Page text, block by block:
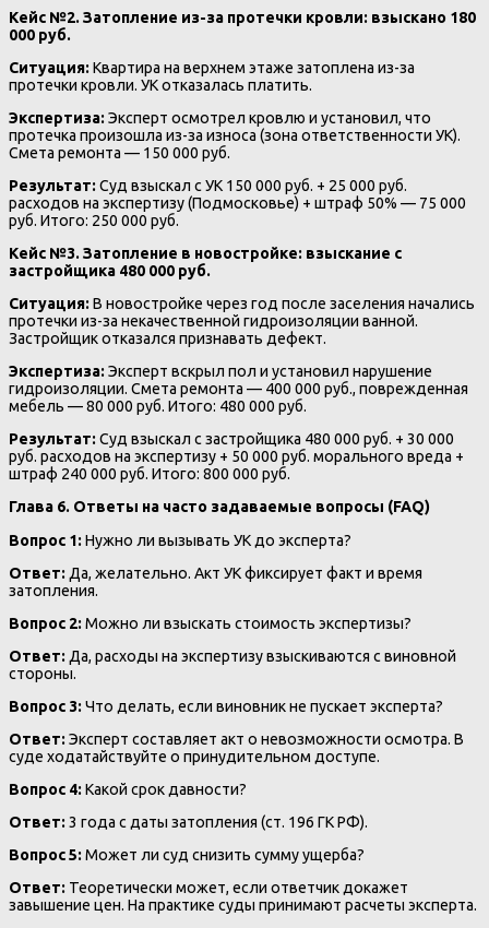
Кейс №2. Затопление из-за протечки кровли: взыскано 180
000 руб.
Ситуация:Квартира на верхнем этаже затоплена из-за
протечки кровли. УК отказалась платить.
Экспертиза:Эксперт осмотрел кровлю и установил, что
протечка произошла из-за износа (зона ответственности УК).
Смета ремонта — 150 000 руб.
Результат:Суд взыскал с УК 150 000 руб. + 25 000 руб.
расходов на экспертизу (Подмосковье) + штраф 50% — 75 000
руб. Итого: 250 000 руб.
Кейс №3. Затопление в новостройке: взыскание с
застройщика 480 000 руб.
Ситуация:В новостройке через год после заселения начались
протечки из-за некачественной гидроизоляции ванной.
Застройщик отказался признавать дефект.
Экспертиза:Эксперт вскрыл пол и установил нарушение
гидроизоляции. Смета ремонта — 400 000 руб., поврежденная
мебель — 80 000 руб. Итого: 480 000 руб.
Результат:Суд взыскал с застройщика 480 000 руб. + 30 000
руб. расходов на экспертизу + 50 000 руб. морального вреда +
штраф 240 000 руб. Итого: 800 000 руб.
Глава 6. Ответы на часто задаваемые вопросы (FAQ)
Вопрос 1:Нужно ли вызывать УК до эксперта?
Ответ: Да, желательно. Акт УК фиксирует факт и время
затопления.
Вопрос 2:Можно ли взыскать стоимость экспертизы?
Ответ: Да, расходы на экспертизу взыскиваются с виновной
стороны.
Вопрос 3:Что делать, если виновник не пускает эксперта?
Ответ:Эксперт составляет акт о невозможности осмотра. В
суде ходатайствуйте о принудительном доступе.
Вопрос 4:Какой срок давности?
Ответ:3 года с даты затопления (ст. 196 ГК РФ).
Вопрос 5:Может ли суд снизить сумму ущерба?
Ответ: Теоретически может, если ответчик докажет
завышение цен. На практике суды принимают расчеты эксперта.